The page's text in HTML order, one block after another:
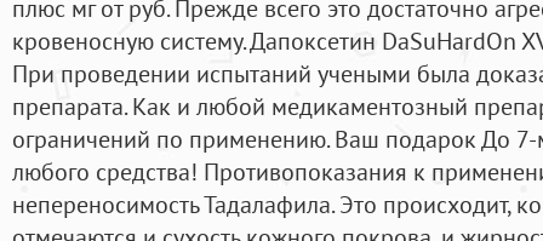
плюс мг от руб. Прежде всего это достаточно
кровеносную систему. Дапоксетин DaSuHardOn
При проведении испытаний учеными была
препарата. Как и любой медикаментозный
ограничений по применению. Ваш подарок До 7-
любого средства! Противопоказания к
непереносимость Тадалафила. Это происходит,